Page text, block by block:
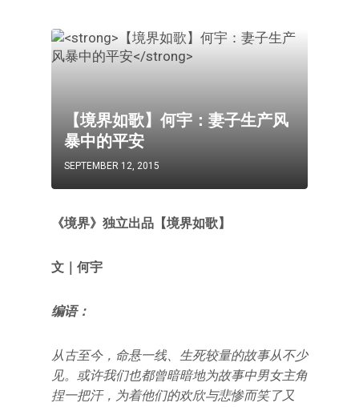
【境界如歌】何宇：妻子生产风
暴中的平安
SEPTEMBER 12, 2015
《境界》独立出品【境界如歌】
文｜何宇
编语：
从古至今，命悬一线、生死较量的故事从不少
见。或许我们也都曾暗暗地为故事中男女主角
捏一把汗，为着他们的欢欣与悲惨而笑了又